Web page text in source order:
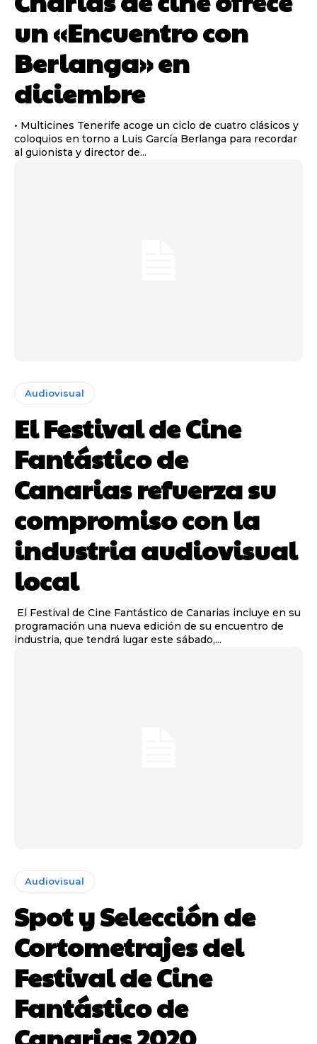
un «Encuentro con
Berlanga» en
diciembre
• Multicines Tenerife acoge un ciclo de cuatro clásicos y
coloquios en torno a Luis García Berlanga para recordar
al guionista y director de...
Audiovisual
El Festival de Cine
Fantástico de
Canarias refuerza su
compromiso con la
industria audiovisual
local
El Festival de Cine Fantástico de Canarias incluye en su
programación una nueva edición de su encuentro de
industria, que tendrá lugar este sábado,...
Audiovisual
Spot y Selección de
Cortometrajes del
Festival de Cine
Fantástico de